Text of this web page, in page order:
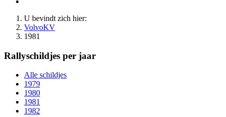
U bevindt zich hier:
VolvoKV
1981
Rallyschildjes per jaar
Alle schildjes
1979
1980
1981
1982